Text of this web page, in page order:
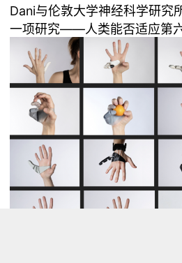
Dani与伦敦大学神经科学研究
一项研究——人类能否适应第六